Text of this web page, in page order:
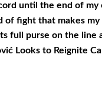
until the end of my
of fight that makes
full purse on the line
Looks to Reignite